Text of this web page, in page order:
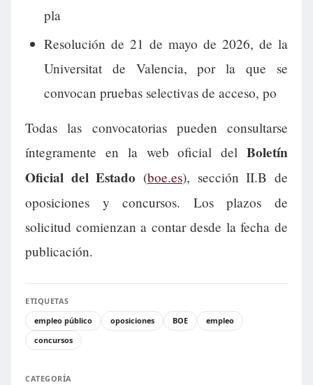
pla
Resolución de 21 de mayo de 2026, de la
Universitat de Valencia, por la que se
convocan pruebas selectivas de acceso, po
Todas las convocatorias pueden consultarse
íntegramente en la web oficial del Boletín
Oficial del Estado (boe.es), sección II.B de
oposiciones y concursos. Los plazos de
solicitud comienzan a contar desde la fecha de
publicación.
ETIQUETAS
empleo público
oposiciones BOE
empleo
concursos
CATEGORÍA